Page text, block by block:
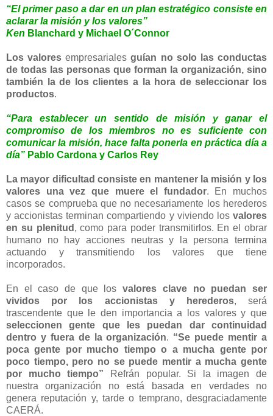
“El primer paso a dar en un plan estratégico consiste en
aclarar la misión y los valores”
Ken Blanchard y Michael O´Connor
Los valores empresarialesguían no solo las conductas
de todas las personas que forman la organización, sino
también la de los clientes a la hora de seleccionar los
productos.
“Para establecer un sentido de misión y ganar el
compromiso de los miembros no es suficiente con
comunicar la misión, hace falta ponerla en práctica día a
día” Pablo Cardona y Carlos Rey
La mayor dificultad consiste en mantener la misión y los
valores una vez que muere el fundador. En muchos
casos se comprueba que no necesariamente los herederos
y accionistas terminan compartiendo y viviendo los valores
en su plenitud , como para poder transmitirlos. En el obrar
humano no hay acciones neutras y la persona termina
actuando y transmitiendo los valores que tiene
incorporados.
En el caso de que losvalores clave
no puedan ser
vividos por los accionistas y herederos, será
trascendente que le den importancia a los valores y que
seleccionen gente que les puedan dar continuidad
dentro y fuera de la organización. “Se puede mentir a
poca gente por mucho tiempo o a mucha gente por
poco tiempo, pero no se puede mentir a mucha gente
por mucho tiempo” Refrán popular. Si la imagen de
nuestra organización no está basada en verdades no
genera reputación y, tarde o temprano, desgraciadamente
CAERÁ.